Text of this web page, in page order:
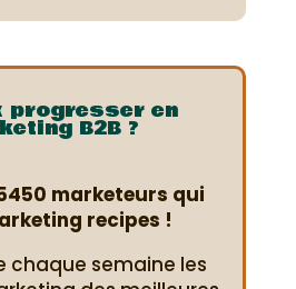
progresser en
B2B ?
marketeurs qui
recipes !
chaque semaine les